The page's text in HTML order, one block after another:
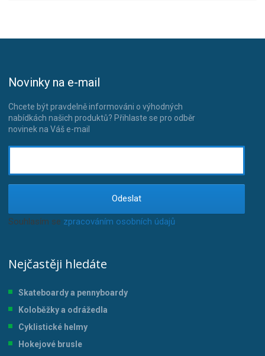
Novinky na e-mail
Chcete být pravdelně informováni o výhodných
nabídkách našich produktů? Přihlaste se pro odběr
novinek na Váš e-mail
Odeslat
Souhlasím se zpracováním osobních údajů.
Nejčastěji hledáte
Skateboardy a pennyboardy
Koloběžky a odrážedla
Cyklistické helmy
Hokejové brusle